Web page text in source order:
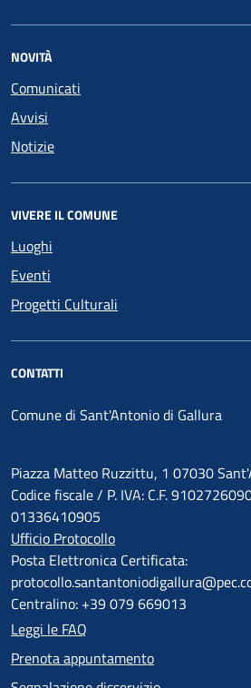
NOVITÀ
Comunicati
Avvisi
Notizie
VIVERE IL COMUNE
Luoghi
Eventi
Progetti Culturali
CONTATTI
Comune di Sant'Antonio di Gallura
Piazza Matteo Ruzzittu, 1 07030
Codice fiscale / P. IVA: C.F.
01336410905
Ufficio Protocollo
Posta Elettronica Certificata:
Centralino: +39 079 669013
Leggi le FAQ
Prenota appuntamento